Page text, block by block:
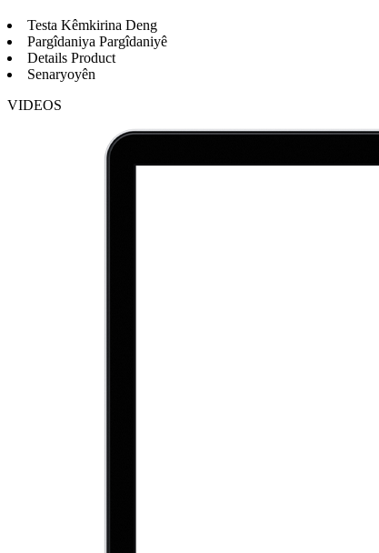
Testa Kêmkirina Deng
Pargîdaniya Pargîdaniyê
Details Product
Senaryoyên
VIDEOS